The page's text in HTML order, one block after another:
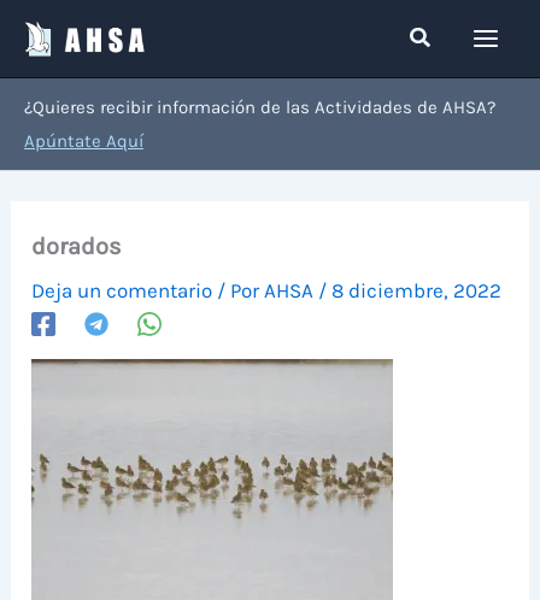
contenido
Buscar
¿Quieres recibir información de las Actividades de AHSA?
Apúntate Aquí
dorados
Deja un comentario / Por AHSA / 8 diciembre, 2022